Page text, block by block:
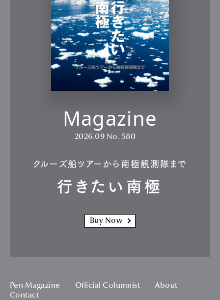
Magazine
2026.09 No. 580
クルーズ船ツアーから南極観測隊まで
行きたい南極
Buy Now
Pen Magazine Official Columnist
About
Contact